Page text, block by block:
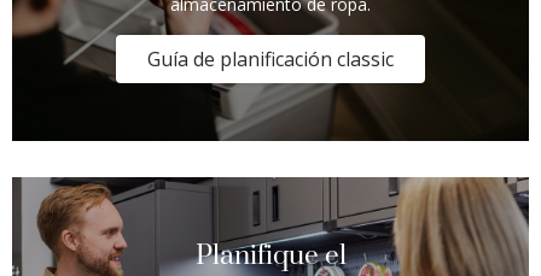
Guía de planificación classic
Planifique el